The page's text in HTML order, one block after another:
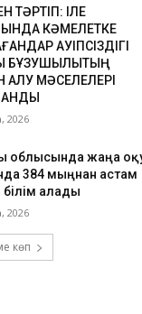
ТӘРТІП: ІЛЕ
КӘМЕЛЕТКЕ
ҚАУІПСІЗДІГІ
БҰЗУШЫЛЫҚТЫҢ
МӘСЕЛЕЛЕРІ
2026
облысында жаңа
384 мыңнан астам
алады
2026
көп